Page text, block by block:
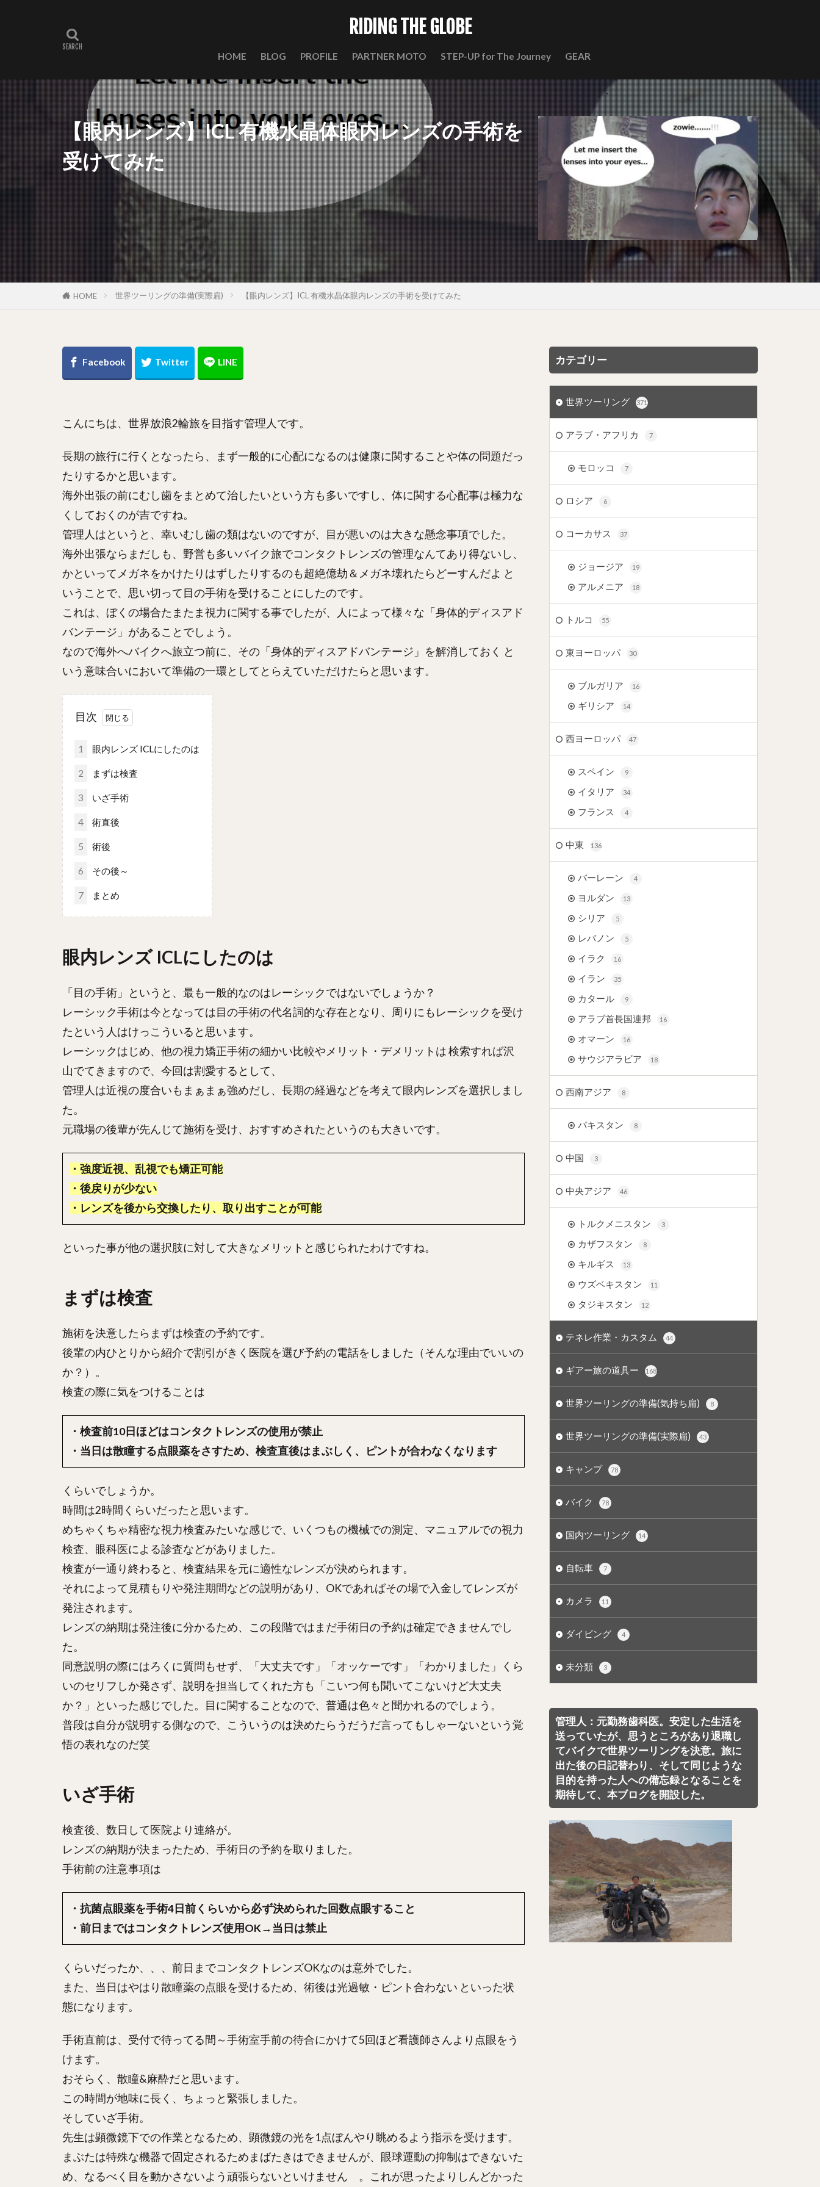
RIDING THE GLOBE
HOME BLOG PROFILE PARTNER MOTO STEP-UP for The Journey GEAR
【眼内レンズ】ICL 有機水晶体眼内レンズの手術を
受けてみた
HOME 世界ツーリングの準備(実際扁) 【眼内レンズ】ICL 有機水晶体眼内レンズの手術を受けてみた
こんにちは、世界放浪2輪旅を目指す管理人です。
長期の旅行に行くとなったら、まず一般的に心配になるのは健康に関することや体の問題だっ
たりするかと思います。
海外出張の前にむし歯をまとめて治したいという方も多いですし、体に関する心配事は極力な
くしておくのが吉ですね。
管理人はというと、幸いむし歯の類はないのですが、目が悪いのは大きな懸念事項でした。
海外出張ならまだしも、野営も多いバイク旅でコンタクトレンズの管理なんてあり得ないし、
かといってメガネをかけたりはずしたりするのも超絶億劫＆メガネ壊れたらどーすんだよ と
いうことで、思い切って目の手術を受けることにしたのです。
これは、ぼくの場合たまたま視力に関する事でしたが、人によって様々な「身体的ディスアド
バンテージ」があることでしょう。
なので海外へバイクへ旅立つ前に、その「身体的ディスアドバンテージ」を解消しておく と
いう意味合いにおいて準備の一環としてとらえていただけたらと思います。
目次
1 眼内レンズ ICLにしたのは
2 まずは検査
3 いざ手術
4 術直後
5 術後
6 その後～
7 まとめ
眼内レンズ ICLにしたのは
「目の手術」というと、最も一般的なのはレーシックではないでしょうか？
レーシック手術は今となっては目の手術の代名詞的な存在となり、周りにもレーシックを受け
たという人はけっこういると思います。
レーシックはじめ、他の視力矯正手術の細かい比較やメリット・デメリットは 検索すれば沢
山でてきますので、今回は割愛するとして、
管理人は近視の度合いもまぁまぁ強めだし、長期の経過などを考えて眼内レンズを選択しまし
た。
元職場の後輩が先んじて施術を受け、おすすめされたというのも大きいです。
・強度近視、乱視でも矯正可能
・後戻りが少ない
・レンズを後から交換したり、取り出すことが可能
といった事が他の選択肢に対して大きなメリットと感じられたわけですね。
まずは検査
施術を決意したらまずは検査の予約です。
後輩の内ひとりから紹介で割引がきく医院を選び予約の電話をしました（そんな理由でいいの
か？）。
検査の際に気をつけることは
・検査前10日ほどはコンタクトレンズの使用が禁止
・当日は散瞳する点眼薬をさすため、検査直後はまぶしく、ピントが合わなくなります
くらいでしょうか。
時間は2時間くらいだったと思います。
めちゃくちゃ精密な視力検査みたいな感じで、いくつもの機械での測定、マニュアルでの視力
検査、眼科医による診査などがありました。
検査が一通り終わると、検査結果を元に適性なレンズが決められます。
それによって見積もりや発注期間などの説明があり、OKであればその場で入金してレンズが
発注されます。
レンズの納期は発注後に分かるため、この段階ではまだ手術日の予約は確定できませんでし
た。
同意説明の際にはろくに質問もせず、「大丈夫です」「オッケーです」「わかりました」くら
いのセリフしか発さず、説明を担当してくれた方も「こいつ何も聞いてこないけど大丈夫
か？」といった感じでした。目に関することなので、普通は色々と聞かれるのでしょう。
普段は自分が説明する側なので、こういうのは決めたらうだうだ言ってもしゃーないという覚
悟の表れなのだ笑
いざ手術
検査後、数日して医院より連絡が。
レンズの納期が決まったため、手術日の予約を取りました。
手術前の注意事項は
・抗菌点眼薬を手術4日前くらいから必ず決められた回数点眼すること
・前日まではコンタクトレンズ使用OK→当日は禁止
くらいだったか、、、前日までコンタクトレンズOKなのは意外でした。
また、当日はやはり散瞳薬の点眼を受けるため、術後は光過敏・ピント合わない といった状
態になります。
手術直前は、受付で待ってる間～手術室手前の待合にかけて5回ほど看護師さんより点眼をう
けます。
おそらく、散瞳&麻酔だと思います。
この時間が地味に長く、ちょっと緊張しました。
そしていざ手術。
先生は顕微鏡下での作業となるため、顕微鏡の光を1点ぼんやり眺めるよう指示を受けます。
まぶたは特殊な機器で固定されるためまばたきはできませんが、眼球運動の抑制はできないた
め、なるべく目を動かさないよう頑張らないといけません 。これが思ったよりしんどかった
カテゴリー
世界ツーリング 371
アラブ・アフリカ 7
モロッコ 7
ロシア 6
コーカサス 37
ジョージア 19
アルメニア 18
トルコ 55
東ヨーロッパ 30
ブルガリア 16
ギリシア 14
西ヨーロッパ 47
スペイン 9
イタリア 34
フランス 4
中東 136
バーレーン 4
ヨルダン 13
シリア 5
レバノン 5
イラク 16
イラン 35
カタール 9
アラブ首長国連邦 16
オマーン 16
サウジアラビア 18
西南アジア 8
パキスタン 8
中国 3
中央アジア 46
トルクメニスタン 3
カザフスタン 8
キルギス 13
ウズベキスタン 11
タジキスタン 12
テネレ作業・カスタム 44
ギアー旅の道具ー 168
世界ツーリングの準備(気持ち扁) 8
世界ツーリングの準備(実際扁) 43
キャンプ 78
バイク 78
国内ツーリング 14
自転車 7
カメラ 11
ダイビング 4
未分類 3
管理人：元勤務歯科医。安定した生活を
送っていたが、思うところがあり退職し
てバイクで世界ツーリングを決意。旅に
出た後の日記替わり、そして同じような
目的を持った人への備忘録となることを
期待して、本ブログを開設した。